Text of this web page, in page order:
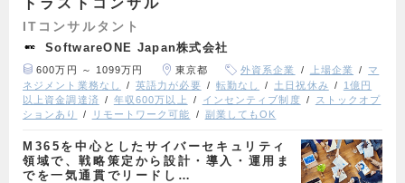
トラストコンサル
ITコンサルタント
SoftwareONE Japan株式会社
600万円 ～ 1099万円 東京都 外資系企業 上場企業
マ
ネジメント業務なし
英語力が必要 転勤なし 土日祝休み
1億円
以上資金調達済
年収600万以上 インセンティブ制度
ストックオプ
ションあり
リモートワーク可能 副業してもOK
M365を中心としたサイバーセキュリティ
領域で、戦略策定から設計・導入・運用ま
でを一気通貫でリードし…